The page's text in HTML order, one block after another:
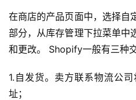
在商店的产品页面中，选择自
部分，从库存管理下拉菜单中
和更改。 Shopify一般有三种交
1.自发货。卖方联系物流公
址；